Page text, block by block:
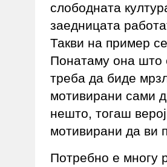
слободната
заедницата
Такви на пример
Понатаму она што
треба да биде
мотивирани сами
нешто, тогаш
мотивирани да ви
Потребно е многу